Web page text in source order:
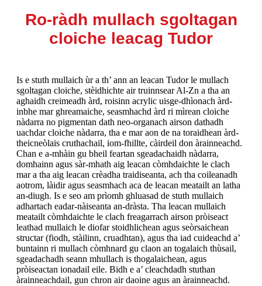
Ro-ràdh mullach sgoltagan
cloiche leacag Tudor
Is e stuth mullaich ùr a th’ ann an leacan Tudor le mullach
sgoltagan cloiche, stèidhichte air truinnsear Al-Zn a tha an
aghaidh creimeadh àrd, roisinn acrylic uisge-dhìonach àrd-
inbhe mar ghreamaiche, seasmhachd àrd ri mìrean cloiche
nàdarra no pigmentan dath neo-organach airson dathadh
uachdar cloiche nàdarra, tha e mar aon de na toraidhean àrd-
theicneòlais cruthachail, iom-fhillte, càirdeil don àrainneachd.
Chan e a-mhàin gu bheil feartan sgeadachaidh nàdarra,
domhainn agus sàr-mhath aig leacan còmhdaichte le clach
mar a tha aig leacan crèadha traidiseanta, ach tha coileanadh
aotrom, làidir agus seasmhach aca de leacan meatailt an latha
an-diugh. Is e seo am prìomh ghluasad de stuth mullaich
adhartach eadar-nàiseanta an-dràsta. Tha leacan mullaich
meatailt còmhdaichte le clach freagarrach airson pròiseact
leathad mullaich le diofar stoidhlichean agus seòrsaichean
structar (fiodh, stàilinn, cruadhtan), agus tha iad cuideachd a’
buntainn ri mullach còmhnard gu claon an togalaich thùsail,
sgeadachadh seann mhullach is thogalaichean, agus
pròiseactan ionadail eile. Bidh e a’ cleachdadh stuthan
àrainneachdail, gun chron air daoine agus an àrainneachd.